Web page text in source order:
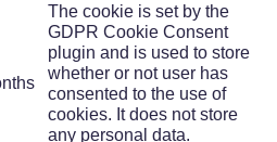
The cookie is set by the
GDPR Cookie Consent
plugin and is used to store
whether or not user has
consented to the use of
cookies. It does not store
any personal data.